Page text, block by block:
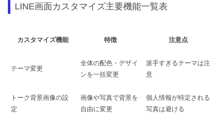
LINE画面カスタマイズ主要機能一覧表
カスタマイズ機能 特徴 注意点
テーマ変更
全体の配色・デザイ
ンを一括変更
派手すぎるテーマは注
意
トーク背景画像の設
定
画像や写真で背景を
自由に変更
個人情報が特定される
写真は避ける